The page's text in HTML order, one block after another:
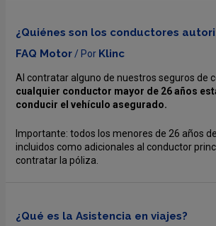
¿Quiénes son los conductores
FAQ Motor/ Por Klinc
Al contratar alguno de nuestros seguros de
cualquier conductor mayor de 26 años
conducir el vehículo asegurado.
Importante: todos los menores de 26 años
incluidos como adicionales al conductor
contratar la póliza.
¿Qué es la Asistencia en viajes?